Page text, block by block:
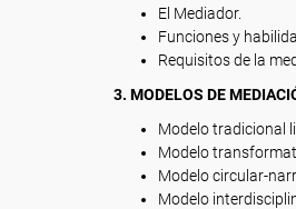
El Mediador.
Funciones y
Requisitos de la
3. MODELOS DE
Modelo tradicional
Modelo
Modelo circular-
Modelo